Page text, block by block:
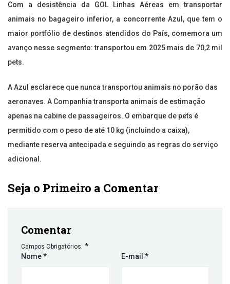
Com a desistência da GOL Linhas Aéreas em transportar
animais no bagageiro inferior, a concorrente Azul, que tem o
maior portfólio de destinos atendidos do País, comemora um
avanço nesse segmento: transportou em 2025 mais de 70,2 mil
pets.
A Azul esclarece que nunca transportou animais no porão das
aeronaves. A Companhia transporta animais de estimação
apenas na cabine de passageiros. O embarque de pets é
permitido com o peso de até 10 kg (incluindo a caixa),
mediante reserva antecipada e seguindo as regras do serviço
adicional.
Seja o Primeiro a Comentar
Comentar
Campos Obrigatórios. *
Nome* E-mail *